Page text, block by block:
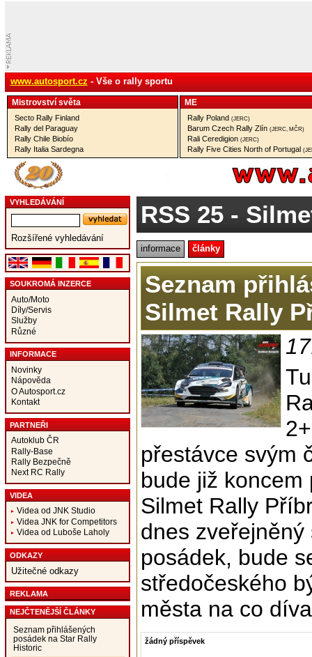
www.autosport.cz - Vše o rally sportu
Mistrovství­ světa
Secto Rally Finland
Rally del Paraguay
Rally Chile Biobío
Rally Italia Sardegna
ME
Rally Poland (JERC)
Barum Czech Rally Zlín (JERC, MČR)
Rali Ceredigion (JERC)
Rally Five Cities North of Portugal
VYHLEDÁVÁNÍ
Rozšířené vyhledávání
SOUKROMÁ INZERCE
Auto/Moto
Díly/Servis
Služby
Různé
INFORMACE
Novinky
Nápověda
O Autosport.cz
Kontakt
PARTNEŘI
Autoklub ČR
Rally-Base
Rally Bezpečně
Next RC Rally
VIDEA
Videa od JNK Studio
Videa JNK for Competitors
Videa od Luboše Laholy
ODKAZY
Užitečné odkazy
REKLAMA
NEJČTENĚJŠÍ ČLÁNKY
Seznam přihlášených
posádek na Star Rally
Historic
RSS 25-
informace články
Seznam
Silmet Rally
přestávce svým
bude již
Silmet Rally
dnes
posádek, bude
středočeského
města na co
žádný příspěvek